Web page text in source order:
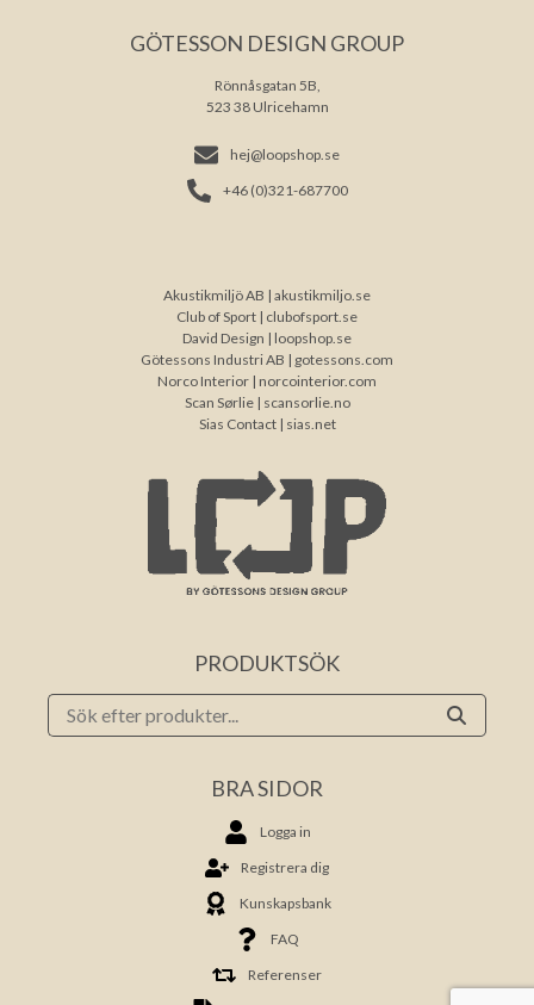
GÖTESSON DESIGN GROUP
Rönnåsgatan 5B,
523 38 Ulricehamn
hej@loopshop.se
+46 (0)321-687700
Akustikmiljö AB | akustikmiljo.se
Club of Sport | clubofsport.se
David Design | loopshop.se
Götessons Industri AB | gotessons.com
Norco Interior | norcointerior.com
Scan Sørlie | scansorlie.no
Sias Contact | sias.net
PRODUKTSÖK
BRA SIDOR
Logga in
Registrera dig
Kunskapsbank
FAQ
Referenser